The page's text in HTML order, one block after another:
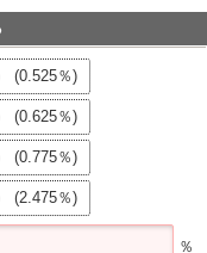
(0.525％)
(0.625％)
(0.775％)
(2.475％)
％